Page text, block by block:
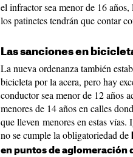
el infractor sea menor de 16
los patinetes tendrán que contar
Las sanciones en
La nueva ordenanza también
bicicleta por la acera, pero hay
conductor sea menor de 12 años
menores de 14 años en calles
que lleven menores en estas vías.
no se cumple la obligatoriedad de
en puntos de aglomeración